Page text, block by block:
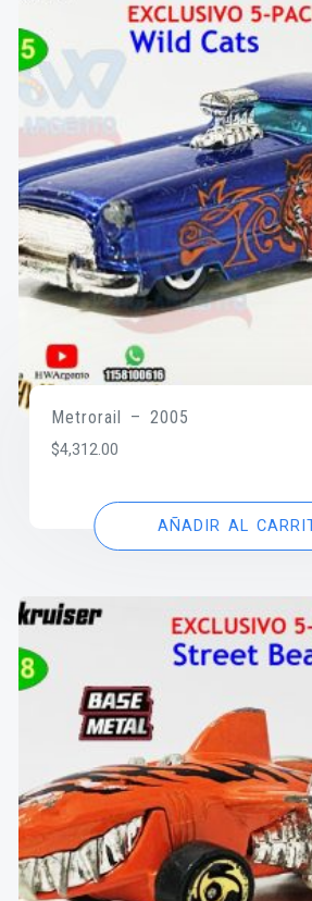
Metrorail – 2005
$4,312.00
AÑADIR AL